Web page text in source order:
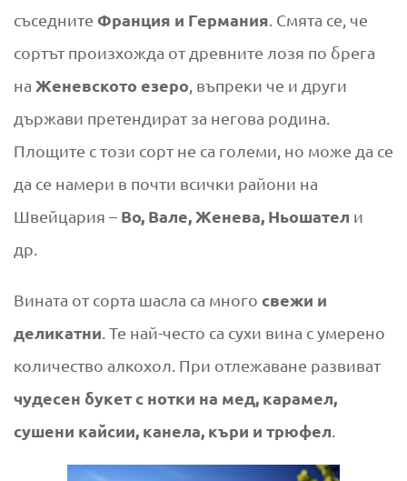
съседните Франция и Германия. Смята се, че
сортът произхожда от древните лозя по брега
на Женевското езеро, въпреки че и други
държави претендират за негова родина.
Площите с този сорт не са големи, но може да се
да се намери в почти всички райони на
Швейцария – Во, Вале, Женева, Ньошател и
др.
Вината от сорта шасла са много свежи и
деликатни . Те най-често са сухи вина с умерено
количество алкохол. При отлежаване развиват
чудесен букет с нотки на мед, карамел,
сушени кайсии, канела, къри и трюфел